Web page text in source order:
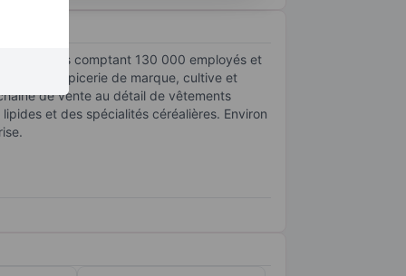
comptant 130 000 employés et
d'épicerie de marque, cultive et
de vente au détail de vêtements
et des spécialités céréalières. Environ